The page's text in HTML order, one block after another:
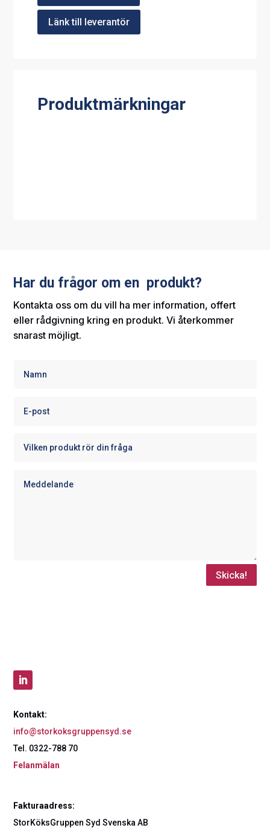
Länk till leverantör
Produktmärkningar
Har du frågor om en produkt?
Kontakta oss om du vill ha mer information, offert
eller rådgivning kring en produkt. Vi återkommer
snarast möjligt.
Skicka!
Kontakt:
info@storkoksgruppensyd.se
Tel. 0322-788 70
Felanmälan
Fakturaadress:
StorKöksGruppen Syd Svenska AB